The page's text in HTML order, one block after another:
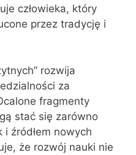
człowieka, który
przez tradycję i
rozwija
za
fragmenty
stać się zarówno
źródłem nowych
że rozwój nauki nie